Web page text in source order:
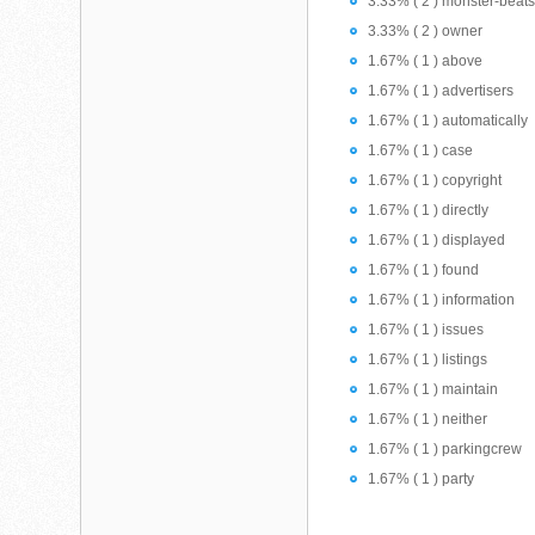
3.33% ( 2 ) owner
1.67% ( 1 ) above
1.67% ( 1 ) advertisers
1.67% ( 1 ) automatically
1.67% ( 1 ) case
1.67% ( 1 ) copyright
1.67% ( 1 ) directly
1.67% ( 1 ) displayed
1.67% ( 1 ) found
1.67% ( 1 ) information
1.67% ( 1 ) issues
1.67% ( 1 ) listings
1.67% ( 1 ) maintain
1.67% ( 1 ) neither
1.67% ( 1 ) parkingcrew
1.67% ( 1 ) party